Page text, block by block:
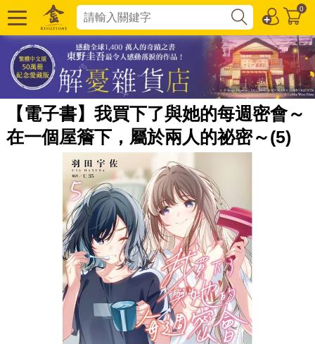
0
【電子書】我買下了與她的每週密會～
在一個屋簷下，屬於兩人的祕密～(5)